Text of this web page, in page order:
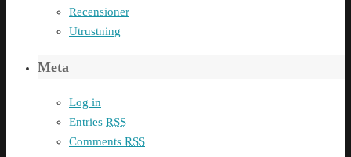
Recensioner
Utrustning
Meta
Log in
Entries RSS
Comments RSS